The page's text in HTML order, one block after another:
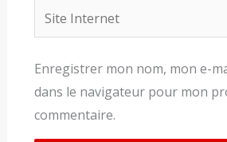
Site
Internet
Enregistrer mon nom, mon e-
dans le navigateur pour mon
commentaire.